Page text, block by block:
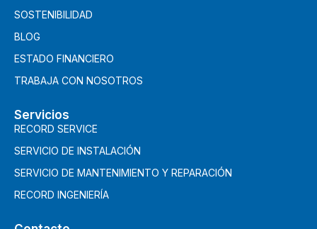
SOSTENIBILIDAD
BLOG
ESTADO FINANCIERO
TRABAJA CON NOSOTROS
Servicios
RECORD SERVICE
SERVICIO DE INSTALACIÓN
SERVICIO DE MANTENIMIENTO Y REPARACIÓN
RECORD INGENIERÍA